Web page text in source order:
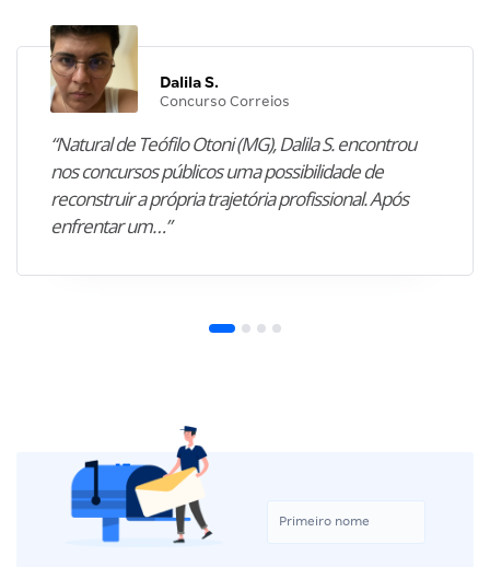
Dalila S.
Concurso Correios
“Natural de Teófilo Otoni (MG), Dalila S. encontrou
nos concursos públicos uma possibilidade de
reconstruir a própria trajetória profissional. Após
enfrentar um…”